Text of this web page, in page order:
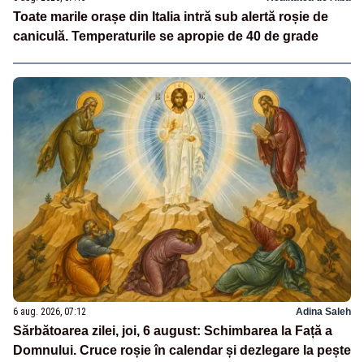
Toate marile orașe din Italia intră sub alertă roșie de
caniculă. Temperaturile se apropie de 40 de grade
6 aug. 2026, 07:12 Adina Saleh
Sărbătoarea zilei, joi, 6 august: Schimbarea la Față a
Domnului. Cruce roșie în calendar și dezlegare la pește